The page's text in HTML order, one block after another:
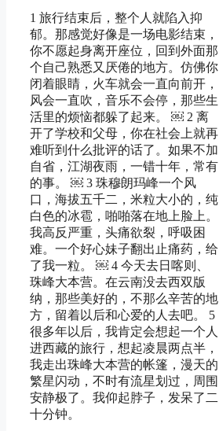
1 旅行结束后，整个人就陷入抑
郁。那感觉好像是一场电影结束，
你不愿起身离开座位，回到外面那
个自己熟悉又厌倦的地方。仿佛你
闭着眼睛，火车就会一直向前开，
风会一直吹，音乐不会停，那些生
活里的烦恼都躲了起来。 ￼ 2 离
开了学校和父母，你在社会上就再
难听到什么批评的话了。如果不加
自省，江湖夜雨，一错十年，常有
的事。 ￼ 3 珠穆朗玛峰一个风
口，海拔五千二，米粒大小的，纯
白色的冰雹，啪啪落在地上脸上。
我高反严重，头痛欲裂，呼吸困
难。一个好心妹子翻出止痛药，给
了我一粒。 ￼ 4 今天去日喀则、
珠峰大本营。在云南没去西双版
纳，那些美好的，不那么辛苦的地
方，留着以后和心爱的人去吧。 5
很多年以后，我肯定会想起一个人
进西藏的旅行，想起凌晨两点半，
我走出珠峰大本营的帐篷，漫天的
繁星闪动，不时有流星划过，周围
安静极了。我仰起脖子，发呆了二
十分钟。